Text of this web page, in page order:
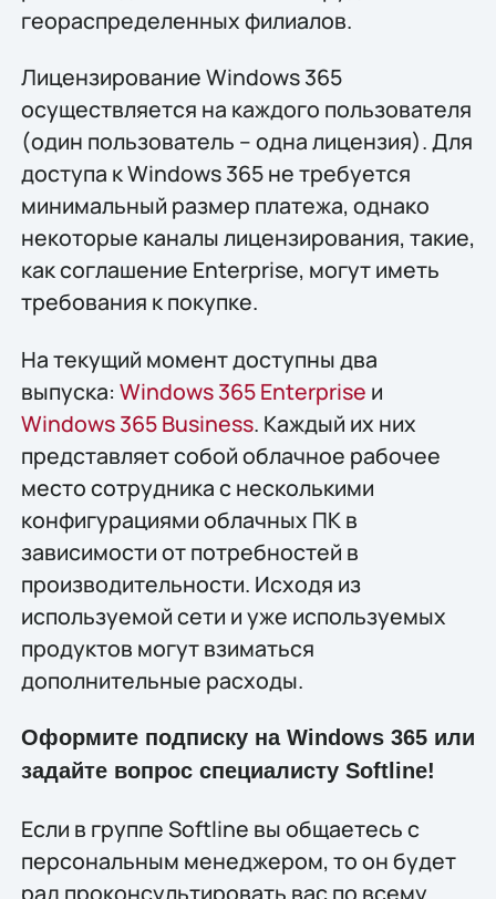
геораспределенных филиалов.
Лицензирование Windows 365
осуществляется на каждого пользователя
(один пользователь – одна лицензия). Для
доступа к Windows 365 не требуется
минимальный размер платежа, однако
некоторые каналы лицензирования, такие,
как соглашение Enterprise, могут иметь
требования к покупке.
На текущий момент доступны два
выпуска: Windows 365 Enterprise и
Windows 365 Business. Каждый их них
представляет собой облачное рабочее
место сотрудника с несколькими
конфигурациями облачных ПК в
зависимости от потребностей в
производительности. Исходя из
используемой сети и уже используемых
продуктов могут взиматься
дополнительные расходы.
Оформите подписку на Windows 365 или
задайте вопрос специалисту Softline!
Если в группе Softline вы общаетесь с
персональным менеджером, то он будет
рад проконсультировать вас по всему